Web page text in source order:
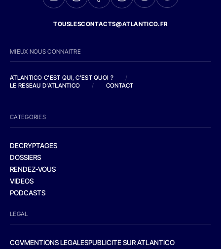
TOUSLESCONTACTS@ATLANTICO.FR
MIEUX NOUS CONNAITRE
ATLANTICO C'EST QUI, C'EST QUOI ?
/
LE RESEAU D'ATLANTICO
/ CONTACT
CATEGORIES
DECRYPTAGES
DOSSIERS
RENDEZ-VOUS
VIDEOS
PODCASTS
LEGAL
CGVMENTIONS LEGALESPUBLICITE SUR ATLANTICO